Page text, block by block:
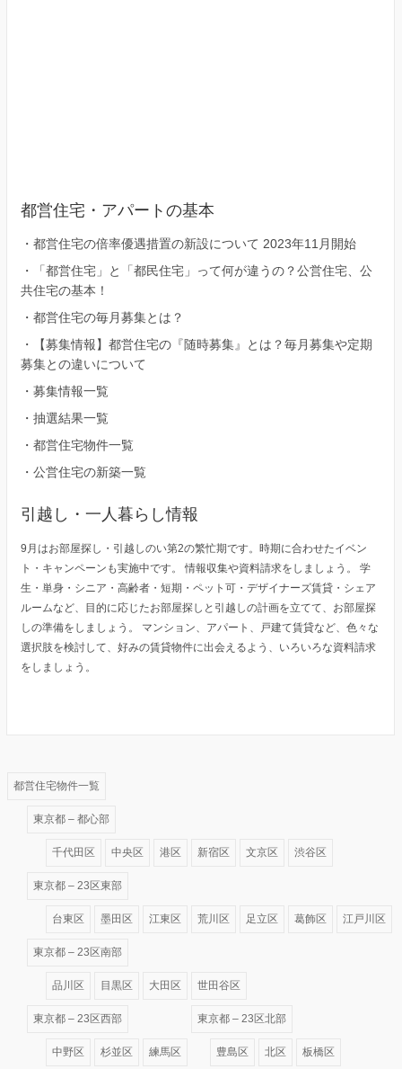
都営住宅・アパートの基本
・ 都営住宅の倍率優遇措置の新設について 2023年11月開始
・
「都営住宅」と「都民住宅」って何が違うの？公営住宅、公
共住宅の基本！
・ 都営住宅の毎月募集とは？
・
【募集情報】都営住宅の『随時募集』とは？毎月募集や定期
募集との違いについて
・ 募集情報一覧
・ 抽選結果一覧
・ 都営住宅物件一覧
・ 公営住宅の新築一覧
引越し・一人暮らし情報
9月はお部屋探し・引越しのい第2の繁忙期です。時期に合わせたイベン
ト・キャンペーンも実施中です。 情報収集や資料請求をしましょう。 学
生・単身・シニア・高齢者・短期・ペット可・デザイナーズ賃貸・シェア
ルームなど、目的に応じたお部屋探しと引越しの計画を立てて、お部屋探
しの準備をしましょう。 マンション、アパート、戸建て賃貸など、色々な
選択肢を検討して、好みの賃貸物件に出会えるよう、いろいろな資料請求
をしましょう。
都営住宅物件一覧
東京都 – 都心部
千代田区 中央区 港区 新宿区 文京区 渋谷区
東京都 – 23区東部
台東区 墨田区 江東区 荒川区 足立区 葛飾区 江戸川区
東京都 – 23区南部
品川区 目黒区 大田区 世田谷区
東京都 – 23区西部
中野区 杉並区 練馬区
東京都 – 23区北部
豊島区 北区 板橋区